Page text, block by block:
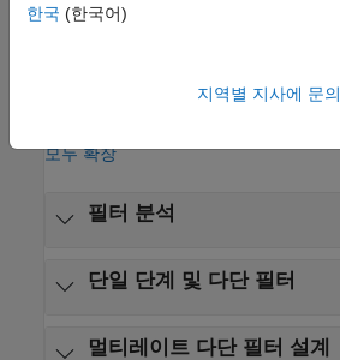
모두 확장
필터 분석
단일 단계 및 다단 필터
멀티레이트 다단 필터 설계
한국 (한국어)
지역별 지사에 문의